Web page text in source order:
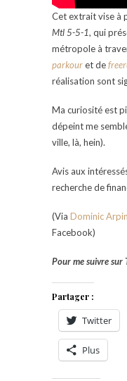
Cet extrait vise à
Mtl 5-5-1, qui
métropole à
parkouret de
réalisation sont
Ma curiosité est
dépeint me
ville, là, hein).
Avis aux
recherche de
(Via Dominic Arpin
Facebook)
Pour me suivre sur
Partager :
Twitter
Plus